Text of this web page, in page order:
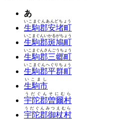
あ
生駒郡安堵町
いこまぐんあんどちょう
生駒郡斑鳩町
いこまぐんいかるがちょう
生駒郡三郷町
いこまぐんさんごうちょう
生駒郡平群町
いこまぐんへぐりちょう
生駒市
いこまし
宇陀郡曽爾村
うだぐんそにむら
宇陀郡御杖村
うだぐんみつえむら